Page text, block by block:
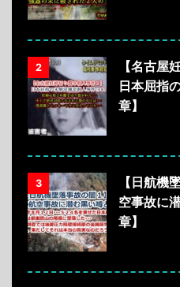
2
【名古屋
日本屈指
章】
3
【日航機
空事故に
章】